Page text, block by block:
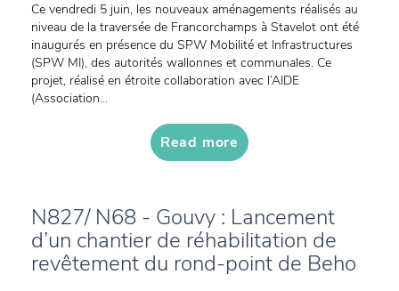
Ce vendredi 5 juin, les nouveaux aménagements réalisés au
niveau de la traversée de Francorchamps à Stavelot ont été
inaugurés en présence du SPW Mobilité et Infrastructures
(SPW MI), des autorités wallonnes et communales. Ce
projet, réalisé en étroite collaboration avec l’AIDE
(Association...
Read more
N827/ N68 - Gouvy : Lancement
d’un chantier de réhabilitation de
revêtement du rond-point de Beho